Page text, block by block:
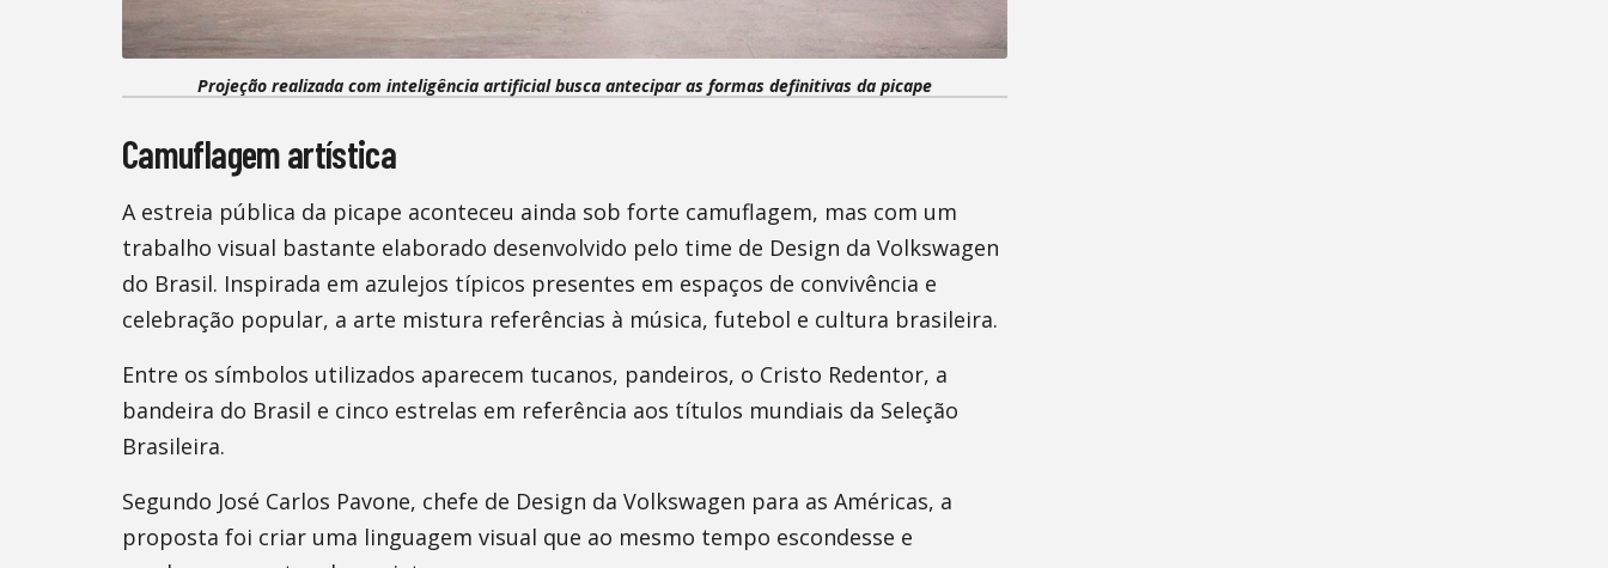
Projeção realizada com inteligência artificial busca antecipar as formas definitivas da picape
Camuflagem artística
A estreia pública da picape aconteceu ainda sob forte camuflagem, mas com um
trabalho visual bastante elaborado desenvolvido pelo time de Design da Volkswagen
do Brasil. Inspirada em azulejos típicos presentes em espaços de convivência e
celebração popular, a arte mistura referências à música, futebol e cultura brasileira.
Entre os símbolos utilizados aparecem tucanos, pandeiros, o Cristo Redentor, a
bandeira do Brasil e cinco estrelas em referência aos títulos mundiais da Seleção
Brasileira.
Segundo José Carlos Pavone, chefe de Design da Volkswagen para as Américas, a
proposta foi criar uma linguagem visual que ao mesmo tempo escondesse e